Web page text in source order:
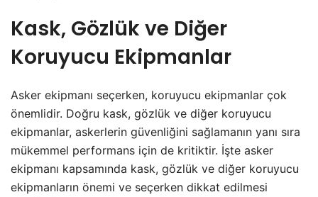
Kask, Gözlük ve Diğer
Koruyucu Ekipmanlar
Asker ekipmanı seçerken, koruyucu ekipmanlar çok
önemlidir. Doğru kask, gözlük ve diğer koruyucu
ekipmanlar, askerlerin güvenliğini sağlamanın yanı sıra
mükemmel performans için de kritiktir. İşte asker
ekipmanı kapsamında kask, gözlük ve diğer koruyucu
ekipmanların önemi ve seçerken dikkat edilmesi